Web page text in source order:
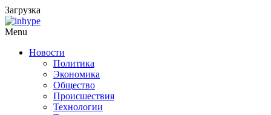
Загрузка
Menu
Новости
Политика
Экономика
Общество
Происшествия
Технологии